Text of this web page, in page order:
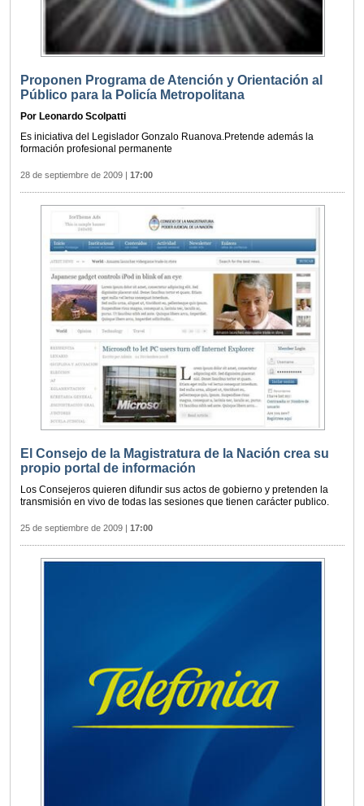
Proponen Programa de Atención y Orientación al
Público para la Policía Metropolitana
Por Leonardo Scolpatti
Es iniciativa del Legislador Gonzalo Ruanova.Pretende además la
formación profesional permanente
28 de septiembre de 2009 | 17:00
El Consejo de la Magistratura de la Nación crea su
propio portal de información
Los Consejeros quieren difundir sus actos de gobierno y pretenden la
transmisión en vivo de todas las sesiones que tienen carácter publico.
25 de septiembre de 2009 | 17:00